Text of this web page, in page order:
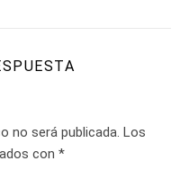
no será publicada. Los
con *